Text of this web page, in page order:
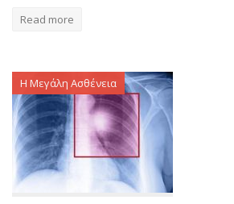
Read more
Η Μεγάλη Ασθένεια